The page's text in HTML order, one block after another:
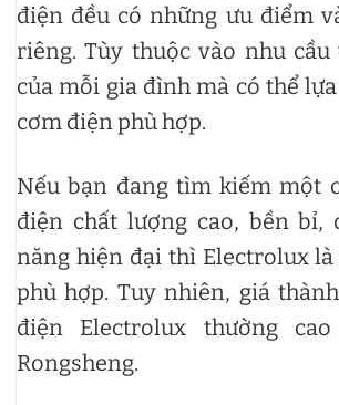
điện đều có những ưu điểm
riêng. Tùy thuộc vào nhu cầu
của mỗi gia đình mà có thể
cơm điện phù hợp.
Nếu bạn đang tìm kiếm một
điện chất lượng cao, bền bỉ,
năng hiện đại thì Electrolux
phù hợp. Tuy nhiên, giá
điện Electrolux thường
Rongsheng.